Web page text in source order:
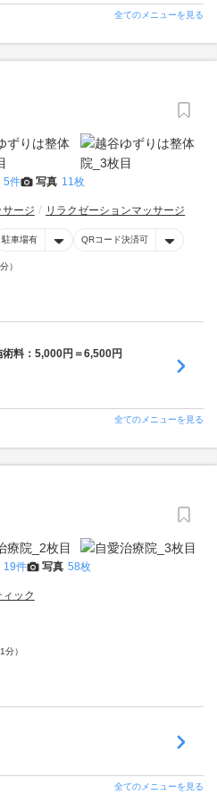
全てのメニューを見る
5件 写真 11枚
サージ リラクゼーションマッサージ
駐車場有 QRコード決済可
）
料：5,000円＝6,500円
全てのメニューを見る
19件 写真 58枚
ック
）
全てのメニューを見る